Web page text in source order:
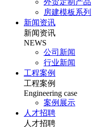
房建模板系列
新闻资讯
新闻资讯
NEWS
公司新闻
行业新闻
工程案例
工程案例
Engineering case
案例展示
人才招聘
人才招聘